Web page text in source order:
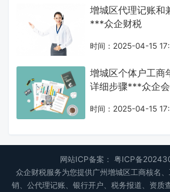
增城区代理记账和
***众企财税
时间：2025-04-15
增城区个体户工商
详细步骤***众企
时间：2025-04-15
网站ICP备案： 粤ICP备
众企财税服务为您提供广州增城区工商核名
销、公代理记账、银行开户、税务报道、资质